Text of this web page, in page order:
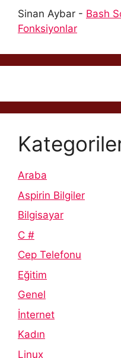
Sinan Aybar - Bash
Fonksiyonlar
Araba
Aspirin Bilgiler
Bilgisayar
C #
Cep Telefonu
Eğitim
Genel
İnternet
Kadın
Linux